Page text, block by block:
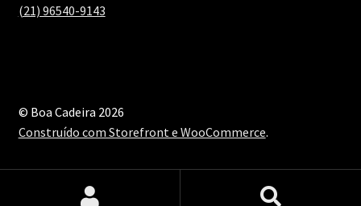
(21) 96540-9143
© Boa Cadeira 2026
Construído com Storefront e WooCommerce.